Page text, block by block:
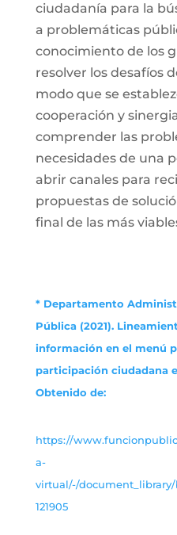
ciudadanía para la
a problemáticas
conocimiento de los
resolver los desafíos
modo que se
cooperación y
comprender las
necesidades de una
abrir canales para
propuestas de
final de las más
* Departamento
Pública (2021).
información en el menú
participación ciudadana
Obtenido de:
https://
a-
virtual/-/
121905